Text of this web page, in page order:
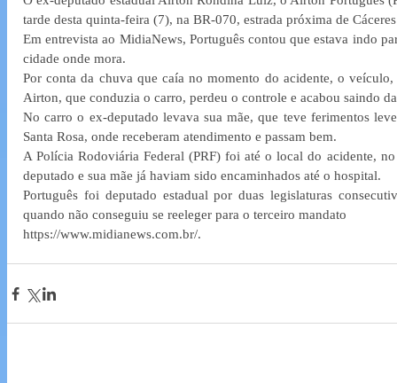
tarde desta quinta-feira (7), na BR-070, estrada próxima de
Em entrevista ao MidiaNews, Português contou que estava indo
cidade onde mora.
Por conta da chuva que caía no momento do acidente, o
Airton, que conduzia o carro, perdeu o controle e acabou saindo
No carro o ex-deputado levava sua mãe, que teve ferimentos
Santa Rosa, onde receberam atendimento e passam bem.
A Polícia Rodoviária Federal (PRF) foi até o local do acidente,
deputado e sua mãe já haviam sido encaminhados até o hospital.
Português foi deputado estadual por duas legislaturas
quando não conseguiu se reeleger para o terceiro mandato
https://www.midianews.com.br/.